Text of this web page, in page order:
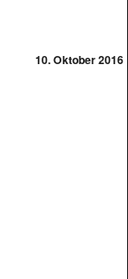
10. Oktober 2016